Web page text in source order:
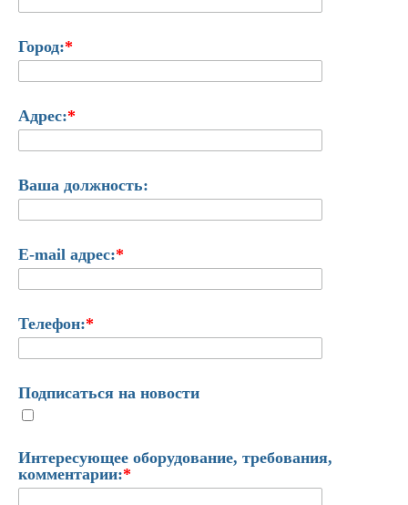
Город:*
Адрес:*
Ваша должность:
E-mail адрес:*
Телефон:*
Подписаться на новости
Интересующее оборудование, требования,
комментарии:*